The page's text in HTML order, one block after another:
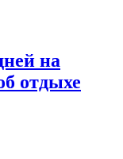
на
отдыхе